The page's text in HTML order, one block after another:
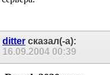
сервера.
ditter сказал(-а):
16.09.2004 00:39